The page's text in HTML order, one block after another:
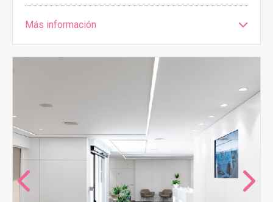
Más información